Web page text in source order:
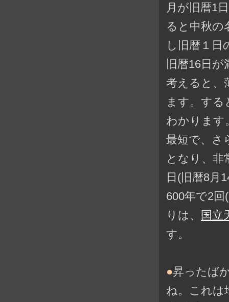
月が旧暦1
ると中秋の
し旧暦１日
旧暦16日
考えると、
ます。す
わかります
最短で、さ
となり、非
日(旧暦8月
600年で2
りは、
国立
す。
●昇ったば
ね。これは